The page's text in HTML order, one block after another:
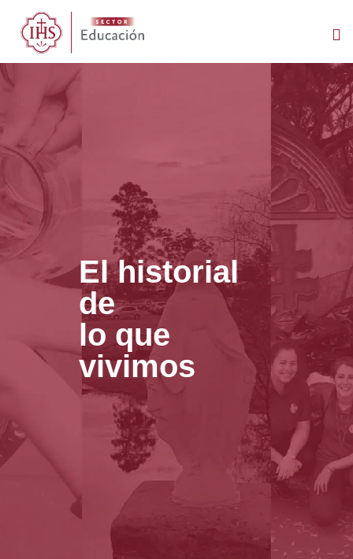
El historial
de
lo que
vivimos